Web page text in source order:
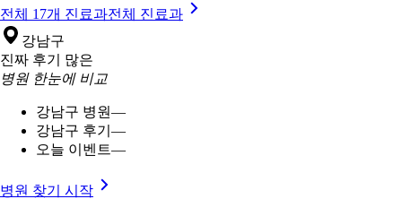
전체 17개 진료과전체 진료과
강남구
진짜 후기 많은
병원 한눈에 비교
강남구 병원—
강남구 후기 —
오늘 이벤트—
병원 찾기 시작